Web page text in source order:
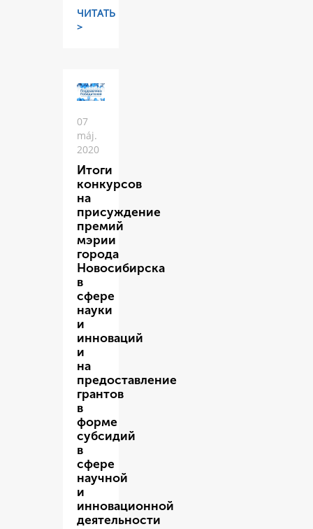
ЧИТАТЬ
>
07
máj.
2020
Итоги
конкурсов
на
присуждение
премий
мэрии
города
Новосибирска
в
сфере
науки
и
инноваций
и
на
предоставление
грантов
в
форме
субсидий
в
сфере
научной
и
инновационной
деятельности